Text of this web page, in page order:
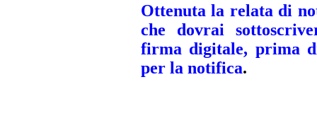
Ottenuta la relata di
che dovrai
firma digitale, prima
per la notifica.